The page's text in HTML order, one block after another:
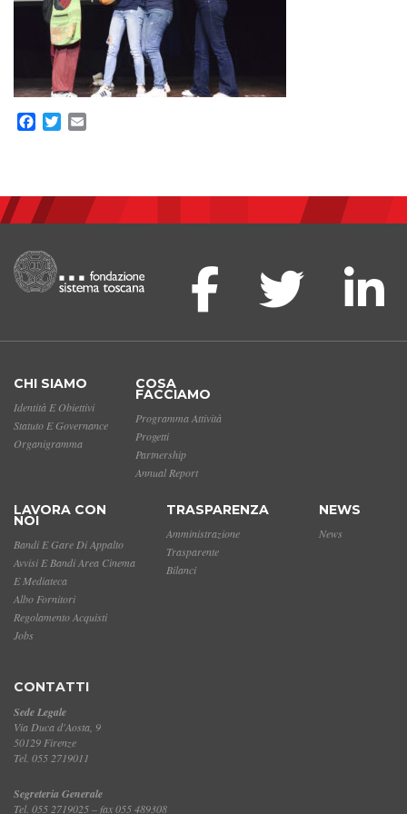
Facebook
Twitter
CHI SIAMO
Identità E Obiettivi
Statuto E Governance
Organigramma
COSA
FACCIAMO
Programma Attività
Progetti
Partnership
Annual Report
LAVORA CON
NOI
Bandi E Gare Di Appalto
Avvisi E Bandi Area Cinema
E Mediateca
Albo Fornitori
Regolamento Acquisti
Jobs
TRASPARENZA
Amministrazione
Trasparente
Bilanci
NEWS
News
CONTATTI
Sede Legale
Via Duca d'Aosta, 9
50129 Firenze
Tel. 055 2719011
Segreteria Generale
Tel. 055 2719025 – fax 055 489308